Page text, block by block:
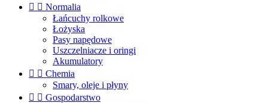
  Normalia
Łańcuchy rolkowe
Łożyska
Pasy napędowe
Uszczelniacze i oringi
Akumulatory
  Chemia
Smary, oleje i płyny
  Gospodarstwo